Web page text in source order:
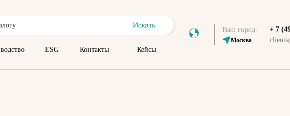
ESG Контакты Кейсы
Искать
Ваш город:
Москва
+ 7